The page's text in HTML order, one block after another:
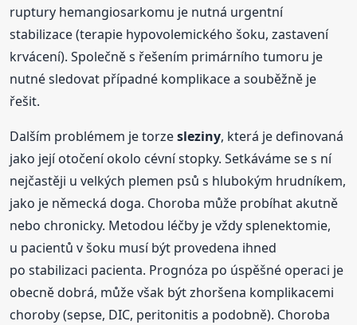
ruptury hemangiosarkomu je nutná urgentní
stabilizace (terapie hypovolemického šoku, zastavení
krvácení). Společně s řešením primárního tumoru je
nutné sledovat případné komplikace a souběžně je
řešit.
Dalším problémem je torzesleziny, která je definovaná
jako její otočení okolo cévní stopky. Setkáváme se s ní
nejčastěji u velkých plemen psů s hlubokým hrudníkem,
jako je německá doga. Choroba může probíhat akutně
nebo chronicky. Metodou léčby je vždy splenektomie,
u pacientů v šoku musí být provedena ihned
po stabilizaci pacienta. Prognóza po úspěšné operaci je
obecně dobrá, může však být zhoršena komplikacemi
choroby (sepse, DIC, peritonitis a podobně). Choroba